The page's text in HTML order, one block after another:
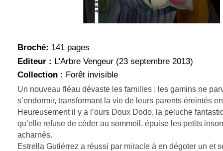
Broché: 141 pages
Editeur : L'Arbre Vengeur (23 septembre 2013)
Collection : Forêt invisible
Un nouveau fléau dévaste les familles : les gamins ne
s’endormir, transformant la vie de leurs parents éreintés
Heureusement il y a l’ours Doux Dodo, la peluche
qu’elle refuse de céder au sommeil, épuise les petits
acharnés.
Estrella Gutiérrez a réussi par miracle à en dégoter un et